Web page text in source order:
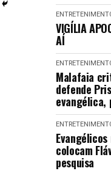
VIGÍLIA
AÍ
Malafaia
defende
evangélica,
colocam
pesquisa